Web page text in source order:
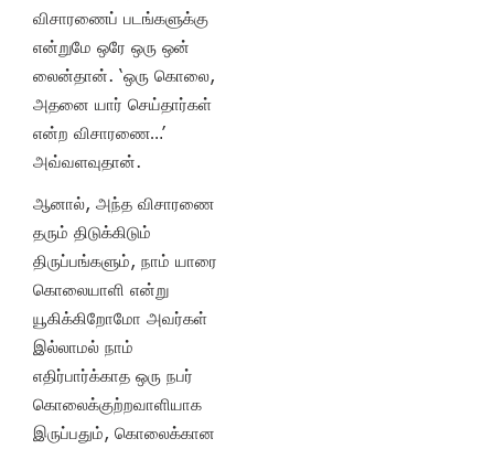
விசாரணைப் படங்களுக்கு
என்றுமே ஒரே ஒரு ஒன்
லைன்தான். ‘ஒரு கொலை,
அதனை யார் செய்தார்கள்
என்ற விசாரணை…’
அவ்வளவுதான்.
ஆனால், அந்த விசாரணை
தரும் திடுக்கிடும்
திருப்பங்களும், நாம் யாரை
கொலையாளி என்று
யூகிக்கிறோமோ அவர்கள்
இல்லாமல் நாம்
எதிர்பார்க்காத ஒரு நபர்
கொலைக்குற்றவாளியாக
இருப்பதும், கொலைக்கான